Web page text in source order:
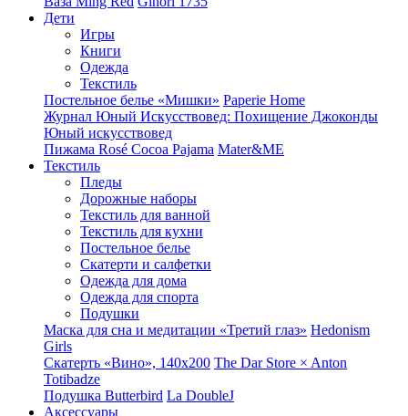
Дети
Игры
Книги
Одежда
Текстиль
Постельное белье «Мишки» Paperie Home
Журнал Юный Искусствовед: Похищение Джоконды
Юный искусствовед
Пижама Rosé Cocoa Pajama Mater&ME
Текстиль
Пледы
Дорожные наборы
Текстиль для ванной
Текстиль для кухни
Постельное белье
Скатерти и салфетки
Одежда для дома
Одежда для спорта
Подушки
Маска для сна и медитации «Третий глаз» Hedonism
Girls
Скатерть «Вино», 140х200 The Dar Store × Anton
Totibadze
Подушка Butterbird La DoubleJ
Аксессуары